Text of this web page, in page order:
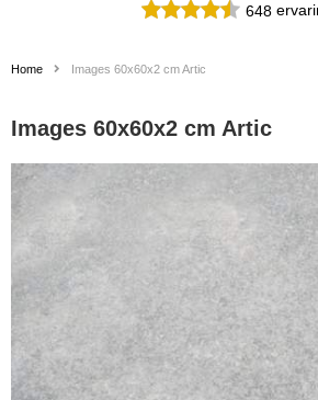
648
Home Images 60x60x2 cm Artic
Images 60x60x2 cm Artic